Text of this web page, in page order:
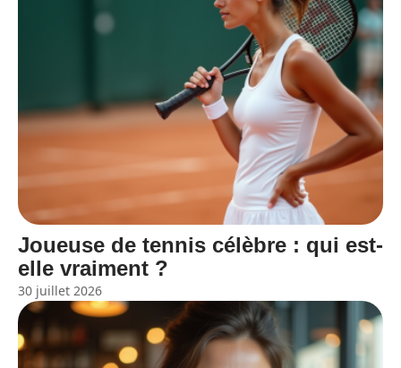
Joueuse de tennis célèbre : qui est-
elle vraiment ?
30 juillet 2026